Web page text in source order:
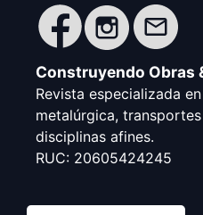
Construyendo Obras
Revista especializada
metalúrgica,
disciplinas afines.
RUC: 20605424245